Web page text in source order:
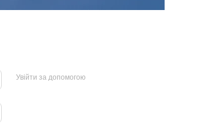
Увійти за допомогою